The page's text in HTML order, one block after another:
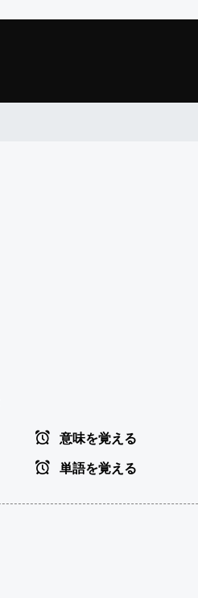
意味を覚える
単語を覚える